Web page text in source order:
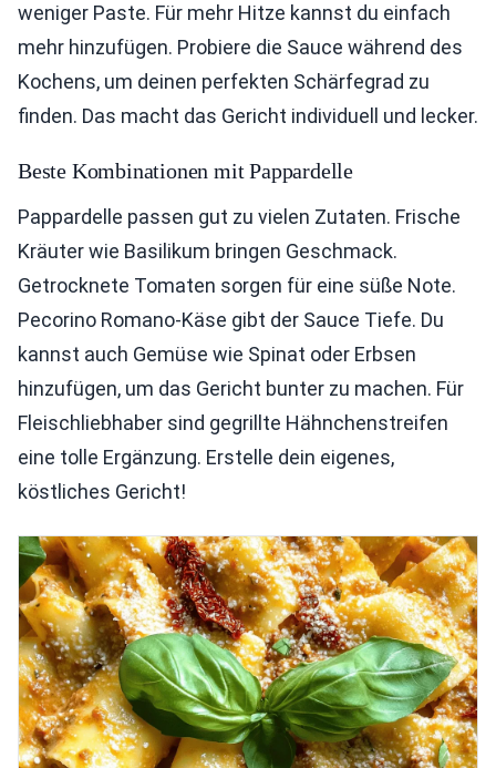
weniger Paste. Für mehr Hitze kannst du einfach
mehr hinzufügen. Probiere die Sauce während des
Kochens, um deinen perfekten Schärfegrad zu
finden. Das macht das Gericht individuell und lecker.
Beste Kombinationen mit Pappardelle
Pappardelle passen gut zu vielen Zutaten. Frische
Kräuter wie Basilikum bringen Geschmack.
Getrocknete Tomaten sorgen für eine süße Note.
Pecorino Romano-Käse gibt der Sauce Tiefe. Du
kannst auch Gemüse wie Spinat oder Erbsen
hinzufügen, um das Gericht bunter zu machen. Für
Fleischliebhaber sind gegrillte Hähnchenstreifen
eine tolle Ergänzung. Erstelle dein eigenes,
köstliches Gericht!